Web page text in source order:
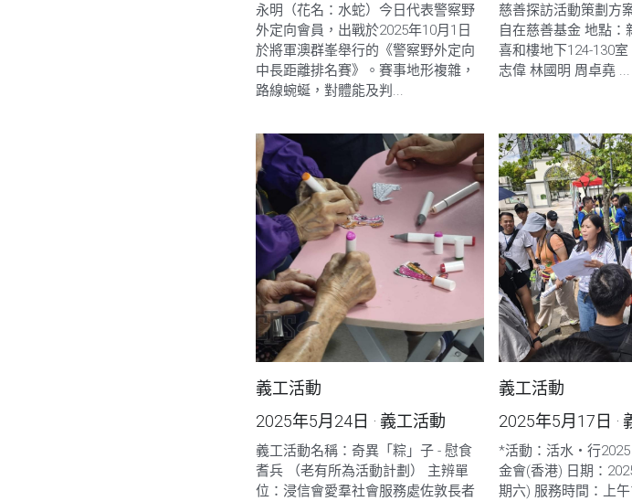
永明（花名：水蛇）今日代表警察野
外定向會員，出戰於2025年10月1日
於將軍澳群峯舉行的《警察野外定向
中長距離排名賽》。賽事地形複雜，
路線蜿蜒，對體能及判...
慈善探訪活動策劃方
自在慈善基金 地點：
喜和樓地下124-130
志偉 林國明 周卓堯 ...
義工活動
2025年5月24日 · 義工活動
義工活動名稱：奇異「粽」子 - 慰食
耆兵 （老有所為活動計劃） 主辨單
位：浸信會愛羣社會服務處佐敦長者
義工活動
2025年5月17日 ·
*活動：活水・行
金會(香港) 日期：
期六) 服務時間：上